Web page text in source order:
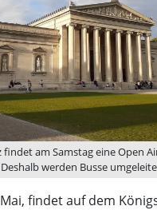
am Samstag eine Open
werden Busse
findet auf dem